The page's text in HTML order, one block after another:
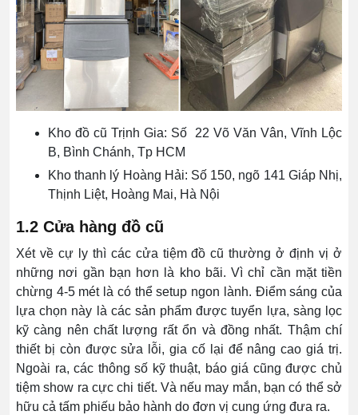
Kho đồ cũ Trịnh Gia: Số
22 Võ Văn Vân, Vĩnh Lộc
B, Bình Chánh, Tp HCM
Kho thanh lý Hoàng Hải: Số 150, ngõ 141 Giáp Nhị,
Thịnh Liệt, Hoàng Mai, Hà Nội
1.2 Cửa hàng đồ cũ
Xét về cự ly thì các cửa tiệm đồ cũ thường ở định vị ở
những nơi gần bạn hơn là kho bãi. Vì chỉ cần mặt tiền
chừng 4-5 mét là có thể setup ngon lành. Điểm sáng của
lựa chọn này là các sản phẩm được tuyển lựa, sàng lọc
kỹ càng nên chất lượng rất ổn và đồng nhất. Thậm chí
thiết bị còn được sửa lỗi, gia cố lại để nâng cao giá trị.
Ngoài ra, các thông số kỹ thuật, báo giá cũng được chủ
tiệm show ra cực chi tiết. Và nếu may mắn, bạn có thể sở
hữu cả tấm phiếu bảo hành do đơn vị cung ứng đưa ra.